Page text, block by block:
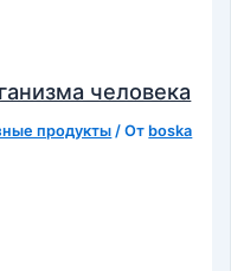
человека
продукты / От boska